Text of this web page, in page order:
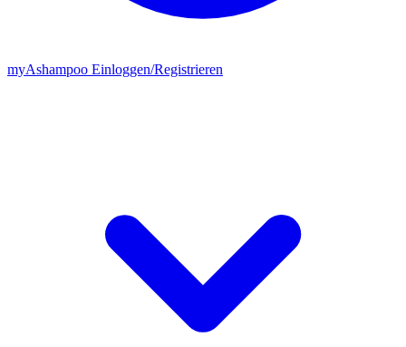
myAshampoo Einloggen/Registrieren